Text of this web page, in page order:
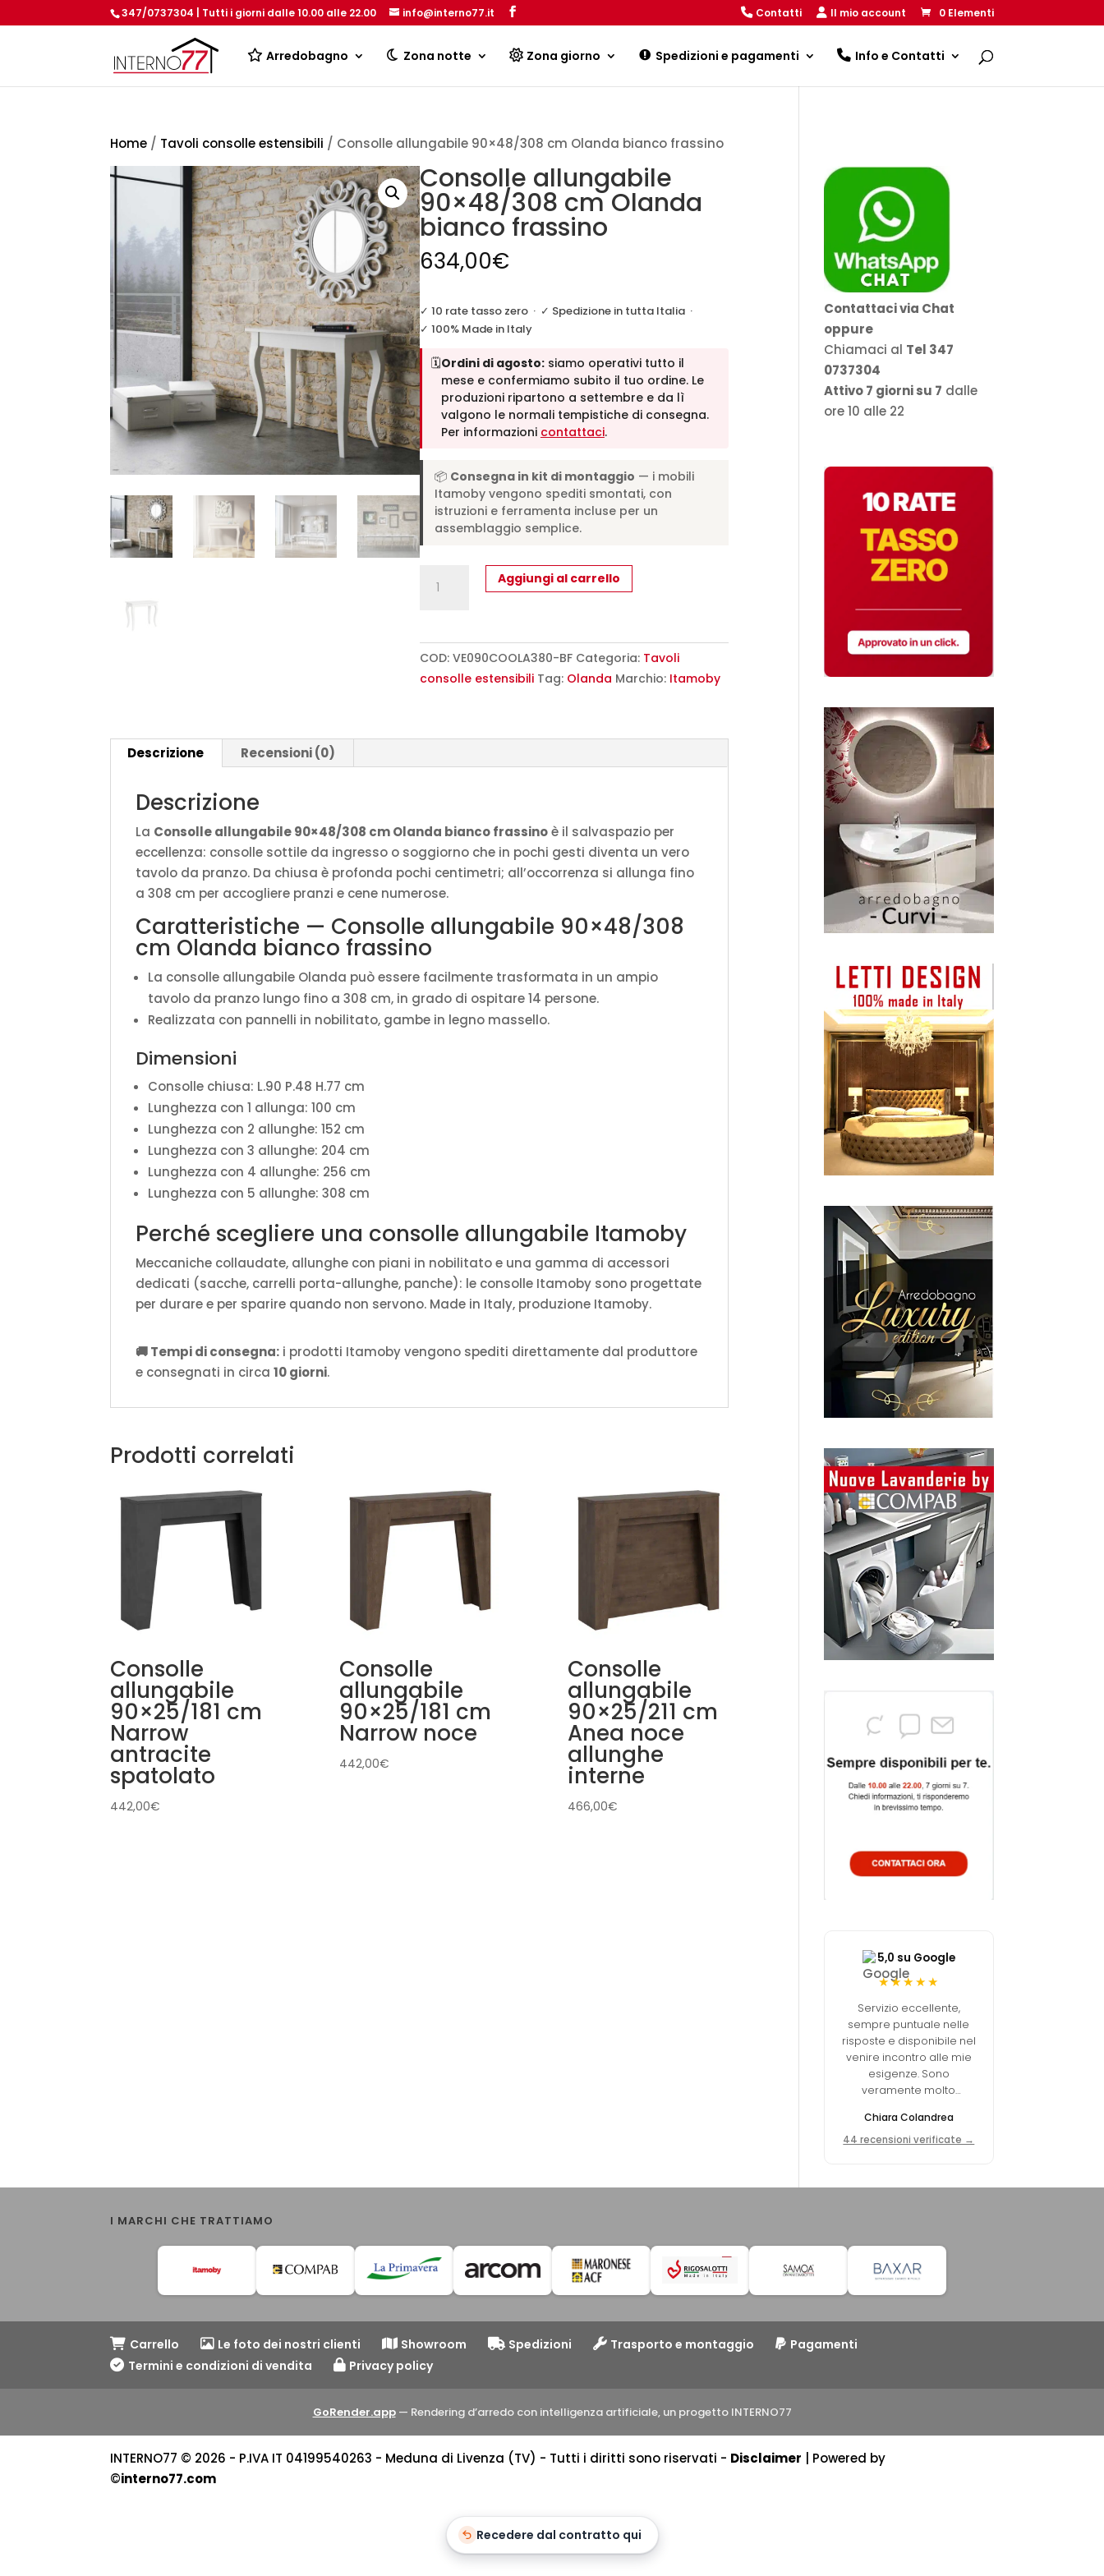
347/0737304 | Tutti i giorni dalle 10.00 alle 22.00 info@interno77.it Contatti Il mio account 0 Elementi
Arredobagno Zona notte Zona giorno Spedizioni e pagamenti Info e Contatti
Products
Home / Tavoli consolle estensibili / Consolle allungabile 90×48/308 cm Olanda bianco frassino
Consolle allungabile
90×48/308 cm Olanda
bianco frassino
634,00€
✓ 10 rate tasso zero· ✓ Spedizione in tutta Italia·
✓ 100% Made in Italy
🗓️Ordini di agosto:siamo operativi tutto il
mese e confermiamo subito il tuo ordine. Le
produzioni ripartono a settembre e da lì
valgono le normali tempistiche di consegna.
Per informazioni contattaci.
📦 Consegna in kit di montaggio — i mobili
Itamoby vengono spediti smontati, con
istruzioni e ferramenta incluse per un
assemblaggio semplice.
allungabile
Olanda
bianco
Aggiungi al carrello
COD: VE090COOLA380-BF Categoria: Tavoli
consolle estensibili Tag: Olanda Marchio: Itamoby
Descrizione Recensioni (0)
Descrizione
La Consolle allungabile 90×48/308 cm Olanda bianco frassinoè il salvaspazio per
eccellenza: consolle sottile da ingresso o soggiorno che in pochi gesti diventa un vero
tavolo da pranzo. Da chiusa è profonda pochi centimetri; all’occorrenza si allunga fino
a 308 cm per accogliere pranzi e cene numerose.
Caratteristiche — Consolle allungabile 90×48/308
cm Olanda bianco frassino
La consolle allungabile Olanda può essere facilmente trasformata in un ampio
tavolo da pranzo lungo fino a 308 cm, in grado di ospitare 14 persone.
Realizzata con pannelli in nobilitato, gambe in legno massello.
Dimensioni
Consolle chiusa: L.90 P.48 H.77 cm
Lunghezza con 1 allunga: 100 cm
Lunghezza con 2 allunghe: 152 cm
Lunghezza con 3 allunghe: 204 cm
Lunghezza con 4 allunghe: 256 cm
Lunghezza con 5 allunghe: 308 cm
Perché scegliere una consolle allungabile Itamoby
Meccaniche collaudate, allunghe con piani in nobilitato e una gamma di accessori
dedicati (sacche, carrelli porta-allunghe, panche): le consolle Itamoby sono progettate
per durare e per sparire quando non servono. Made in Italy, produzione Itamoby.
🚚 Tempi di consegna: i prodotti Itamoby vengono spediti direttamente dal produttore
e consegnati in circa10 giorni.
Prodotti correlati
Consolle
allungabile
90×25/181 cm
Narrow
antracite
spatolato
442,00€
Consolle
allungabile
90×25/181 cm
Narrow noce
442,00€
Consolle
allungabile
90×25/211 cm
Anea noce
allunghe
interne
466,00€
Contattaci via Chat
oppure
Chiamaci al Tel 347
0737304
Attivo 7 giorni su 7 dalle
ore 10 alle 22
5,0 su Google
★★★★★
Servizio eccellente,
sempre puntuale nelle
risposte e disponibile nel
venire incontro alle mie
esigenze. Sono
veramente molto
fatta.
Chiara Colandrea
44 recensioni verificate →
I MARCHI CHE TRATTIAMO
Carrello Le foto dei nostri clienti Showroom Spedizioni Trasporto e montaggio
Pagamenti
Termini e condizioni di vendita
Privacy policy
GoRender.app— Rendering d’arredo con intelligenza artificiale, un progetto INTERNO77
INTERNO77 © 2026 - P.IVA IT 04199540263 - Meduna di Livenza (TV) - Tutti i diritti sono riservati - Disclaimer | Powered by
©interno77.com
Recedere dal contratto qui